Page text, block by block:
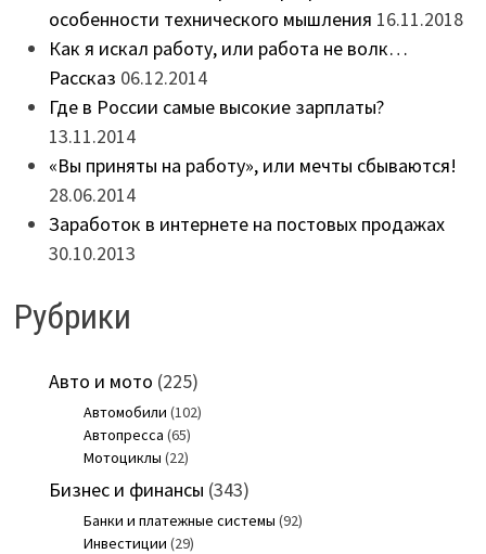
особенности технического мышления 16.11.2018
Как я искал работу, или работа не волк…
Рассказ 06.12.2014
Где в России самые высокие зарплаты?
13.11.2014
«Вы приняты на работу», или мечты сбываются!
28.06.2014
Заработок в интернете на постовых продажах
30.10.2013
Рубрики
Авто и мото (225)
Автомобили (102)
Автопресса (65)
Мотоциклы (22)
Бизнес и финансы (343)
Банки и платежные системы (92)
Инвестиции (29)